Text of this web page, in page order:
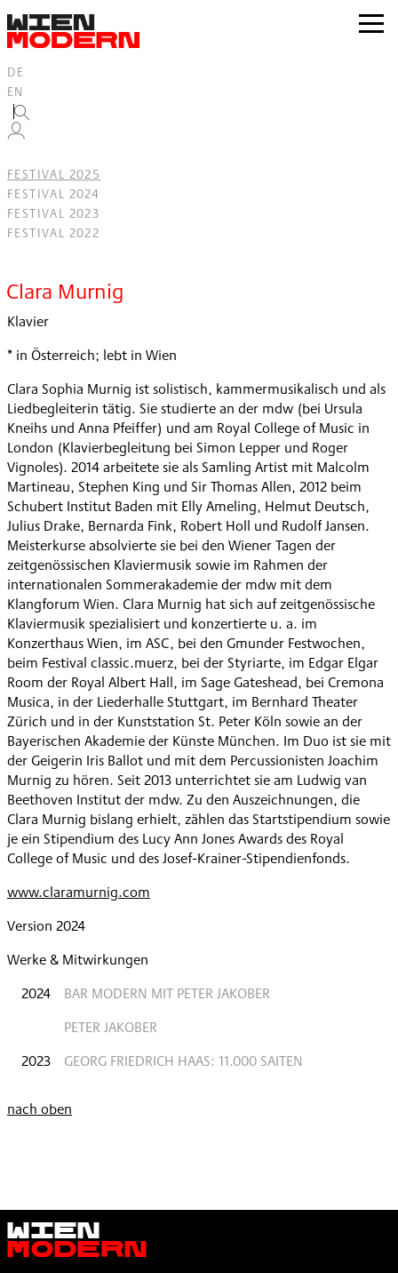
springen
zur
DE
EN
FESTIVAL 2025
FESTIVAL 2024
FESTIVAL 2023
FESTIVAL 2022
Clara Murnig
Klavier
* in Österreich; lebt in Wien
Clara Sophia Murnig ist solistisch, kammermusikalisch und als
Liedbegleiterin tätig. Sie studierte an der mdw (bei Ursula
Kneihs und Anna Pfeiffer) und am Royal College of Music in
London (Klavierbegleitung bei Simon Lepper und Roger
Vignoles). 2014 arbeitete sie als Samling Artist mit Malcolm
Martineau, Stephen King und Sir Thomas Allen, 2012 beim
Schubert Institut Baden mit Elly Ameling, Helmut Deutsch,
Julius Drake, Bernarda Fink, Robert Holl und Rudolf Jansen.
Meisterkurse absolvierte sie bei den Wiener Tagen der
zeitgenössischen Klaviermusik sowie im Rahmen der
internationalen Sommerakademie der mdw mit dem
Klangforum Wien. Clara Murnig hat sich auf zeitgenössische
Klaviermusik spezialisiert und konzertierte u. a. im
Konzerthaus Wien, im ASC, bei den Gmunder Festwochen,
beim Festival classic.muerz, bei der Styriarte, im Edgar Elgar
Room der Royal Albert Hall, im Sage Gateshead, bei Cremona
Musica, in der Liederhalle Stuttgart, im Bernhard Theater
Zürich und in der Kunststation St. Peter Köln sowie an der
Bayerischen Akademie der Künste München. Im Duo ist sie mit
der Geigerin Iris Ballot und mit dem Percussionisten Joachim
Murnig zu hören. Seit 2013 unterrichtet sie am Ludwig van
Beethoven Institut der mdw. Zu den Auszeichnungen, die
Clara Murnig bislang erhielt, zählen das Startstipendium sowie
je ein Stipendium des Lucy Ann Jones Awards des Royal
College of Music und des Josef-Krainer-Stipendienfonds.
www.claramurnig.com
Version 2024
Werke & Mitwirkungen
2024
BAR MODERN MIT PETER JAKOBER
PETER JAKOBER
2023
GEORG FRIEDRICH HAAS: 11.000 SAITEN
nach oben
Wien
Modern